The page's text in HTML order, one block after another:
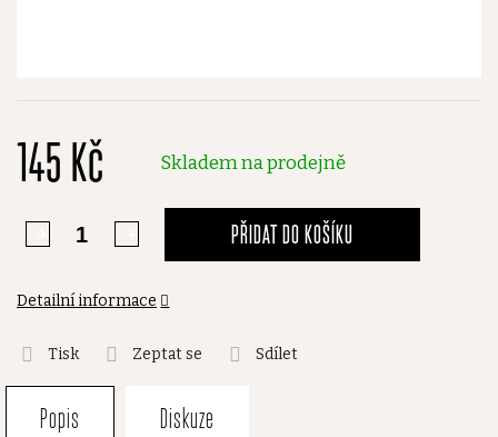
145 Kč Skladem na prodejně
PŘIDAT DO KOŠÍKU
Detailní informace
Tisk Zeptat se Sdílet
Popis Diskuze